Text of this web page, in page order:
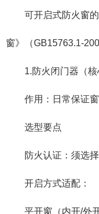
可开启式防火窗的
窗》（GB15763.1-
1.防火闭门器（核
作用：日常保证窗
选型要点
防火认证：须选择
开启方式适配：
平开窗（内开/外开